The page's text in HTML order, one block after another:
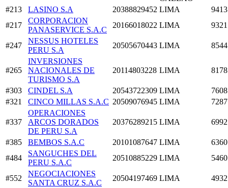
#213 LASINO S.A 20388829452 LIMA
#217
CORPORACION
PANASERVICE S.A.C
20166018022 LIMA
#247
NESSUS HOTELES
PERU S.A
20505670443 LIMA
#265
INVERSIONES
NACIONALES DE
TURISMO S.A
20114803228 LIMA
#303 CINDEL S.A 20543722309 LIMA
#321
CINCO MILLAS S.A.C 20509076945 LIMA
#337
OPERACIONES
ARCOS DORADOS
DE PERU S.A
20376289215 LIMA
#385 BEMBOS S.A.C 20101087647 LIMA
#484
SANGUCHES DEL
PERU S.A.C
20510885229 LIMA
#552
NEGOCIACIONES
SANTA CRUZ S.A.C
20504197469 LIMA